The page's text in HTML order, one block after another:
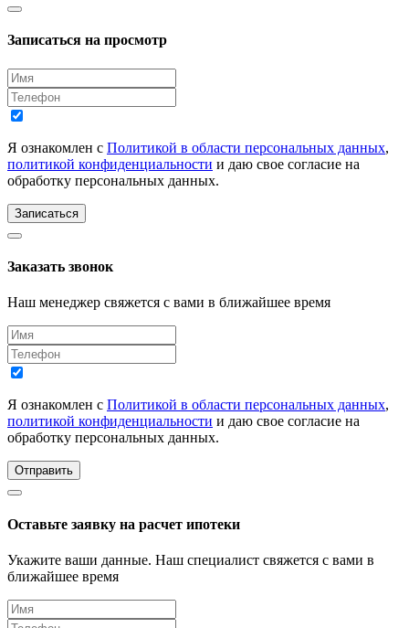
Записаться на просмотр
Я ознакомлен с Политикой в области персональных данных,
политикой конфиденциальности и даю свое согласие на
обработку персональных данных.
Записаться
Заказать звонок
Наш менеджер свяжется с вами в ближайшее время
Я ознакомлен с Политикой в области персональных данных,
политикой конфиденциальности и даю свое согласие на
обработку персональных данных.
Отправить
Оставьте заявку на расчет ипотеки
Укажите ваши данные. Наш специалист свяжется с вами в
ближайшее время